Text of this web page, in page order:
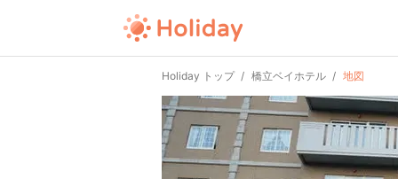
Holiday トップ 橋立ベイホテル 地図